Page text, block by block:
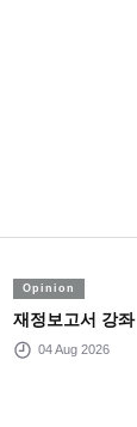
Opinion
재정보고서 강좌
04 Aug 2026